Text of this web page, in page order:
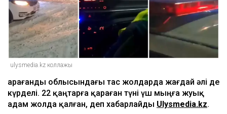
ulysmedia.kz коллажы
Қарағанды облысындағы тас жолдарда жағдай әлі де
күрделі. 22 қаңтарға қараған түні үш мыңға жуық
адам жолда қалған, деп хабарлайды Ulysmedia.kz.